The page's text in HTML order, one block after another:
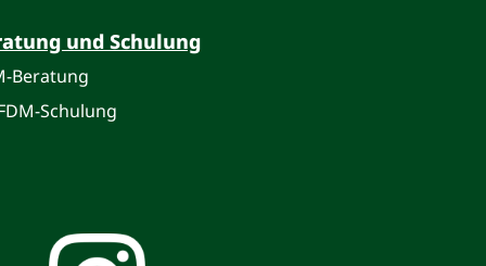
und Schulung
Beratung
Schulung